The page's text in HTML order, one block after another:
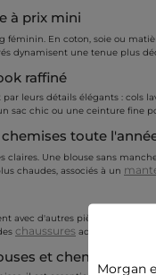
à prix mini
féminin. En coton, soie ou
dynamisent une tenue plus
raffiné
leurs détails élégants : cols
sac chic ou une ceinture fine
toute
claires. Une blouse sans
chaudes, associés à un
avec d'autres pièces de la
chaussures adaptées : des
et chemises
Morgan